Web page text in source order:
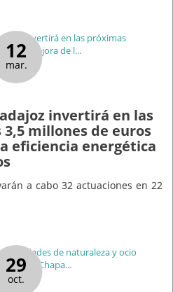
12
mar.
invertirá en las
millones de euros
eficiencia energética
a cabo 32 actuaciones en 22
29
oct.